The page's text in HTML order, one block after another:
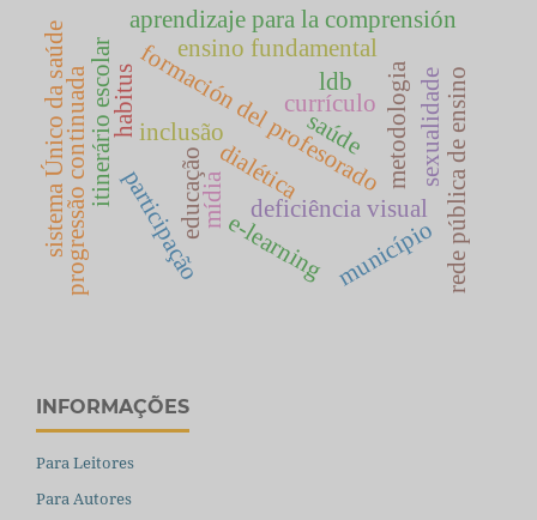
educação deficiência visual
inclusão
e-learning
formación del profesorado
aprendizaje para la comprensión
habitus
itinerário escolar
progressão continuada
ensino fundamental
saúde
participação
sistema Único da saúde metodologia
dialética
município
currículo
ldb rede pública de ensino
mídia
sexualidade
INFORMAÇÕES
Para Leitores
Para Autores